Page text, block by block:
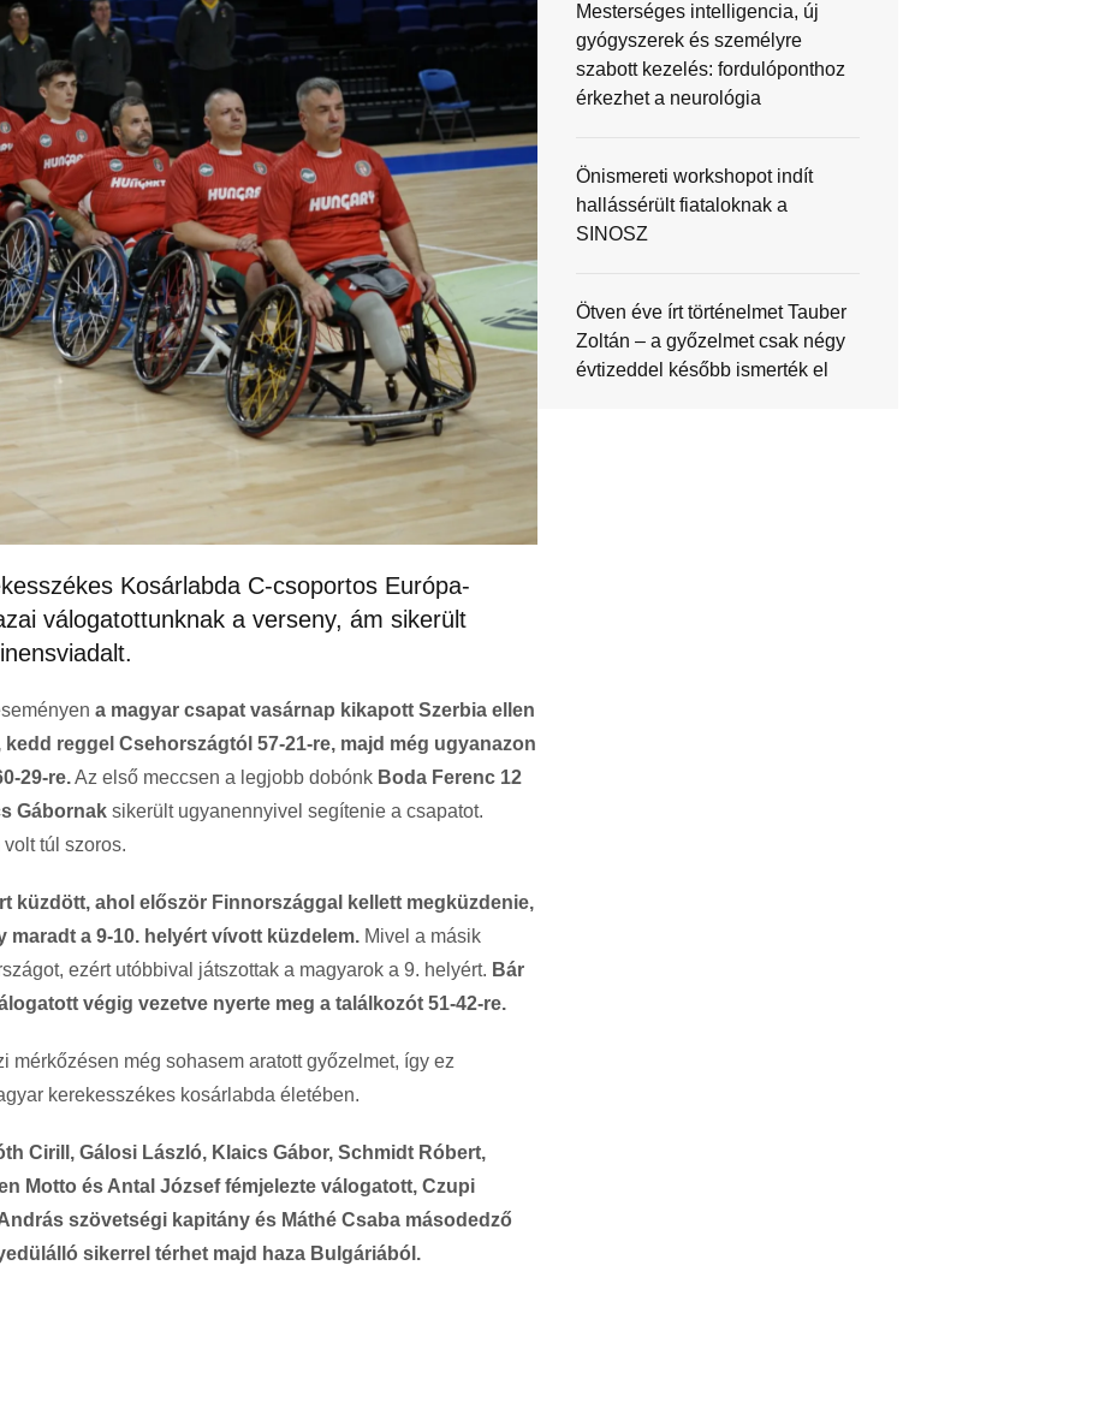
Kosárlabda C-csoportos Európa-
válogatottunknak a verseny, ám sikerült
a magyar csapat vasárnap kikapott Szerbia ellen
kedd reggel Csehországtól 57-21-re, majd még ugyanazon
29-re.Az első meccsen a legjobb dobónk Boda Ferenc 12
Gábornak sikerült ugyanennyivel segítenie a csapatot.
túl szoros.
küzdött, ahol először Finnországgal kellett megküzdenie,
maradt a 9-10. helyért vívott küzdelem. Mivel a másik
ezért utóbbival játszottak a magyarok a 9. helyért. Bár
végig vezetve nyerte meg a találkozót 51-42-re.
mérkőzésen még sohasem aratott győzelmet, így ez
kerekesszékes kosárlabda életében.
Cirill, Gálosi László, Klaics Gábor, Schmidt Róbert,
Motto és Antal József fémjelezte válogatott, Czupi
szövetségi kapitány és Máthé Csaba másodedző
sikerrel térhet majd haza Bulgáriából.
Mesterséges intelligencia, új
gyógyszerek és személyre
szabott kezelés: fordulóponthoz
érkezhet a neurológia
Önismereti workshopot indít
hallássérült fiataloknak a
SINOSZ
Ötven éve írt történelmet Tauber
Zoltán – a győzelmet csak négy
évtizeddel később ismerték el